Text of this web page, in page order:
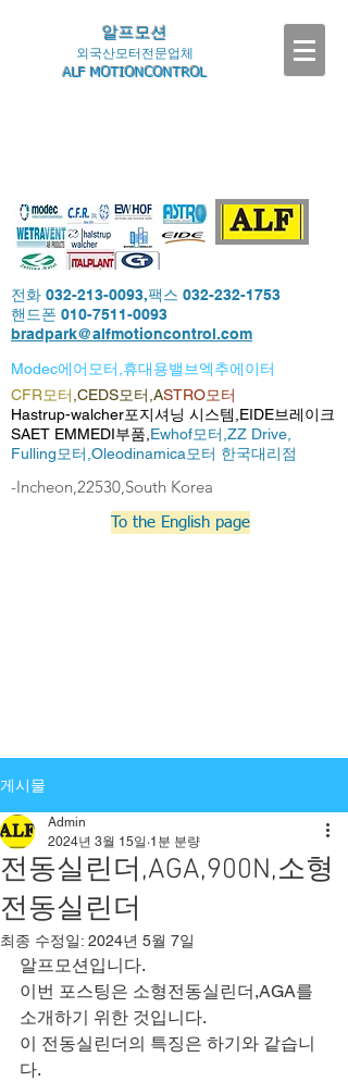
알프모션
외국산모터전문업체
ALF MOTIONCONTROL
전화 032-213-0093,팩스 032-232-1753
핸드폰 010-7511-0093
bradpark@alfmotioncontrol.com
Modec에어모터,휴대용밸브엑추에이터
CFR모터 ,CEDS모터,ASTRO모터
Hastrup-walcher포지셔닝 시스템,EIDE브레이크
SAET EMMEDI부품, Ewhof모터, ZZ Drive,
Fulling모터, Oleodinamica모터 한국대리점
-Incheon,22530,South Korea
To the English page
게시물
전동실린더,AGA,900N,소형
전동실린더
Admin
2024년 3월 15일 1분 분량
최종 수정일: 2024년 5월 7일
알프모션입니다.
이번 포스팅은 소형전동실린더,AGA를
소개하기 위한 것입니다.
이 전동실린더의 특징은 하기와 같습니
다.